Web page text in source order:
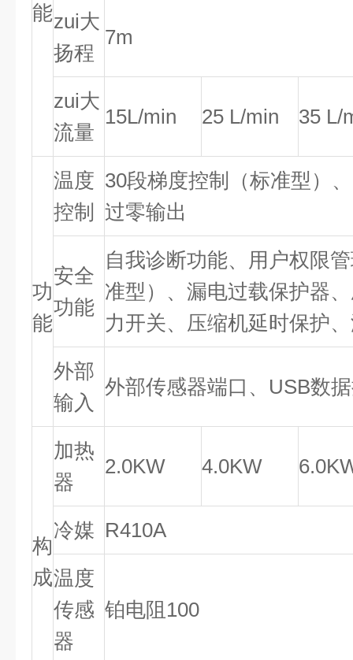
能zui大
扬程
7m
zui大
流量
15L/min 25 L/min 35 L/
功
能
温度
控制
30段梯度控制（标准型）
过零输出
安全
功能
自我诊断功能、用户权限
准型）、漏电过载保护器
力开关、压缩机延时保护
外部
输入
外部传感器端口、USB数
构
成
加热
器
2.0KW 4.0KW
冷媒 R410A
温度
传感
器
铂电阻100